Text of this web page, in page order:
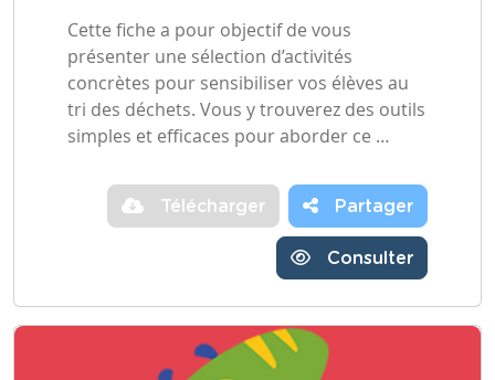
Cette fiche a pour objectif de vous
présenter une sélection d’activités
concrètes pour sensibiliser vos élèves au
tri des déchets. Vous y trouverez des outils
simples et efficaces pour aborder ce …
Télécharger Partager
Consulter